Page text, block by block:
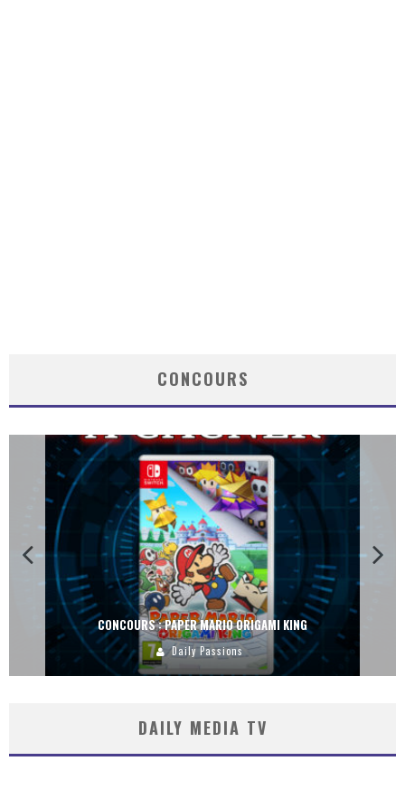
CONCOURS
CONCOURS : PAPER MARIO ORIGAMI KING
Daily Passions
DAILY MEDIA TV